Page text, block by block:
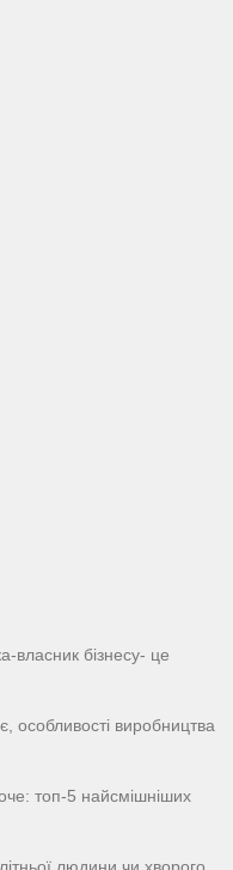
власник бізнесу- це
виробництва
топ-5 найсмішніших